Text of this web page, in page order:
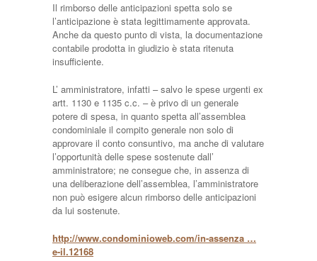
Il rimborso delle anticipazioni spetta solo se
l’anticipazione è stata legittimamente approvata.
Anche da questo punto di vista, la documentazione
contabile prodotta in giudizio è stata ritenuta
insufficiente.
L’ amministratore, infatti – salvo le spese urgenti ex
artt. 1130 e 1135 c.c. – è privo di un generale
potere di spesa, in quanto spetta all’assemblea
condominiale il compito generale non solo di
approvare il conto consuntivo, ma anche di valutare
l’opportunità delle spese sostenute dall’
amministratore; ne consegue che, in assenza di
una deliberazione dell’assemblea, l’amministratore
non può esigere alcun rimborso delle anticipazioni
da lui sostenute.
http://www.condominioweb.com/in-assenza …
e-il.12168